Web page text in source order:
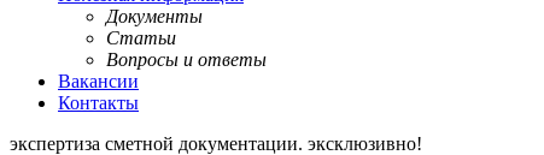
Документы
Статьи
Вопросы и ответы
Вакансии
Контакты
экспертиза сметной документации. эксклюзивно!